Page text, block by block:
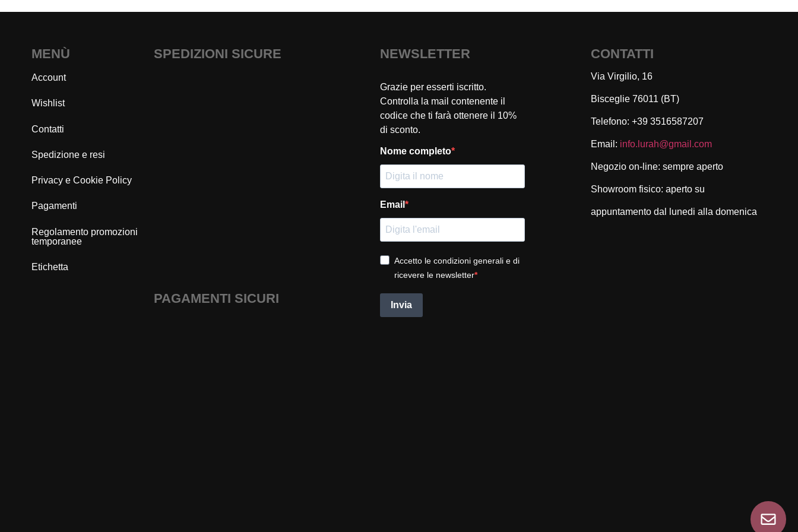
MENÙ
Account
Wishlist
Contatti
Spedizione e resi
Privacy e Cookie Policy
Pagamenti
Regolamento promozioni
temporanee
Etichetta
SPEDIZIONI SICURE
PAGAMENTI SICURI
NEWSLETTER
Grazie per esserti iscritto.
Controlla la mail contenente il
codice che ti farà ottenere il 10%
di sconto.
Nome completo
Email
Accetto le condizioni generali e di
ricevere le newsletter
Invia
CONTATTI
Via Virgilio, 16
Bisceglie 76011 (BT)
Telefono: +39 3516587207
Email: info.lurah@gmail.com
Negozio on-line: sempre aperto
Showroom fisico: aperto su
appuntamento dal lunedi alla domenica